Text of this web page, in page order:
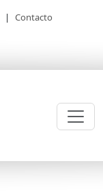
| Contacto